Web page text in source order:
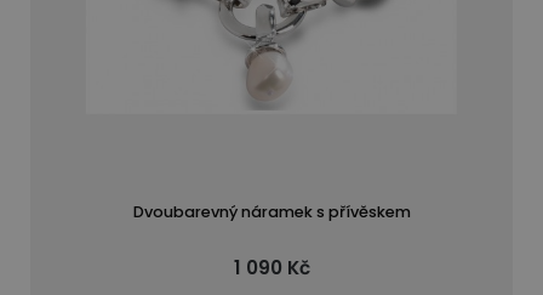
Dvoubarevný náramek s přívěskem
1 090 Kč